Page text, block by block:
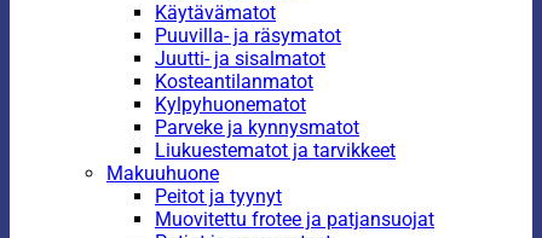
Käytävämatot
Puuvilla- ja räsymatot
Juutti- ja sisalmatot
Kosteantilanmatot
Kylpyhuonematot
Parveke ja kynnysmatot
Liukuestematot ja tarvikkeet
Makuuhuone
Peitot ja tyynyt
Muovitettu frotee ja patjansuojat